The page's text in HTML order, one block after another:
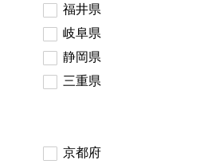
福井県
岐阜県
静岡県
三重県
京都府